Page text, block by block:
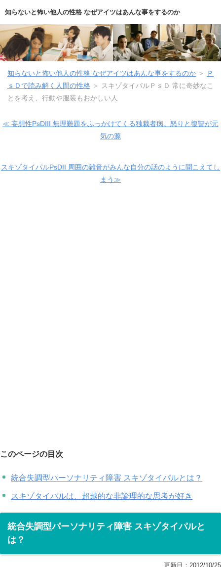
知らないと怖い他人の性格 なぜアイツはあんな事をするのか
知らないと怖い他人の性格 なぜアイツはあんな事をするのか ＞
Ｐ
ｓＤで読み解く人間の性格 ＞
スキゾタイパルＰｓＤ 常に奇妙なこ
とを考え、行動や服装もおかしい人
≪ 妄想性PsDIII 無理難題をふっかけてくる独裁者病。怒りと復讐が元
気の源
スキゾタイパルPsDII 周囲の雑音がみんな自分の話のように聞こえてし
まう≫
このページの目次
統合失調型パーソナリティ障害 スキゾタイパルとは？
スキゾタイパルは、超越的な非論理的な思考が好き
統合失調型パーソナリティ障害 スキゾタイパルと
は？
更新日： 2012/10/25